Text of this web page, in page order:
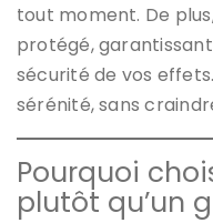
tout moment. De
protégé,
sécurité de vos
sérénité, sans
Pourquoi
plutôt qu’un